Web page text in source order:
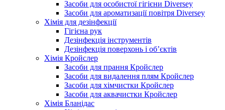
Засоби для особистої гігієни Diversey
Засоби для ароматизації повітря Diversey
Хімія для дезінфекції
Гігієна рук
Дезінфекція інструментів
Дезінфекція поверхонь і об’єктів
Хімія Кройслер
Засоби для прання Кройслер
Засоби для видалення плям Кройслер
Засоби для хімчистки Кройслер
Засоби для аквачистки Кройслер
Хімія Бланідас